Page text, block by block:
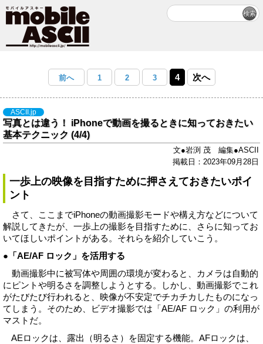
前へ 1 2 3 4 次へ
ASCII.jp
写真とは違う！ iPhoneで動画を撮るときに知っておきたい
基本テクニック (4/4)
文●岩渕 茂 編集●ASCII
掲載日：2023年09月28日
一歩上の映像を目指すために押さえておきたいポイ
ント
さて、ここまでiPhoneの動画撮影モードや構え方などについて
解説してきたが、一歩上の撮影を目指すために、さらに知ってお
いてほしいポイントがある。それらを紹介していこう。
●「AE/AF ロック」を活用する
動画撮影中に被写体や周囲の環境が変わると、カメラは自動的
にピントや明るさを調整しようとする。しかし、動画撮影でこれ
がたびたび行われると、映像が不安定でチカチカしたものになっ
てしまう。そのため、ビデオ撮影では「AE/AF ロック」の利用が
マストだ。
AEロックは、露出（明るさ）を固定する機能。AFロックは、